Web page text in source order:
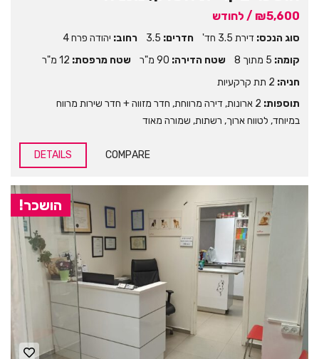
₪5,600 / לחודש
סוג הנכס: דירת 3.5 חד' חדרים: 3.5 רחוב: יהודה פרח 4
קומה: 5 מתוך 8 שטח הדירה: 90 מ"ר שטח מרפסת: 12 מ"ר
חניה: 2 תת קרקעיות
תוספות: 2 ארונות ,דירה מרווחת, חדר מזווה + חדר שירות מרווח
במיוחד, לטווח ארוך, רשתות, שמורה מאוד
COMPARE
DETAILS
הושכר!